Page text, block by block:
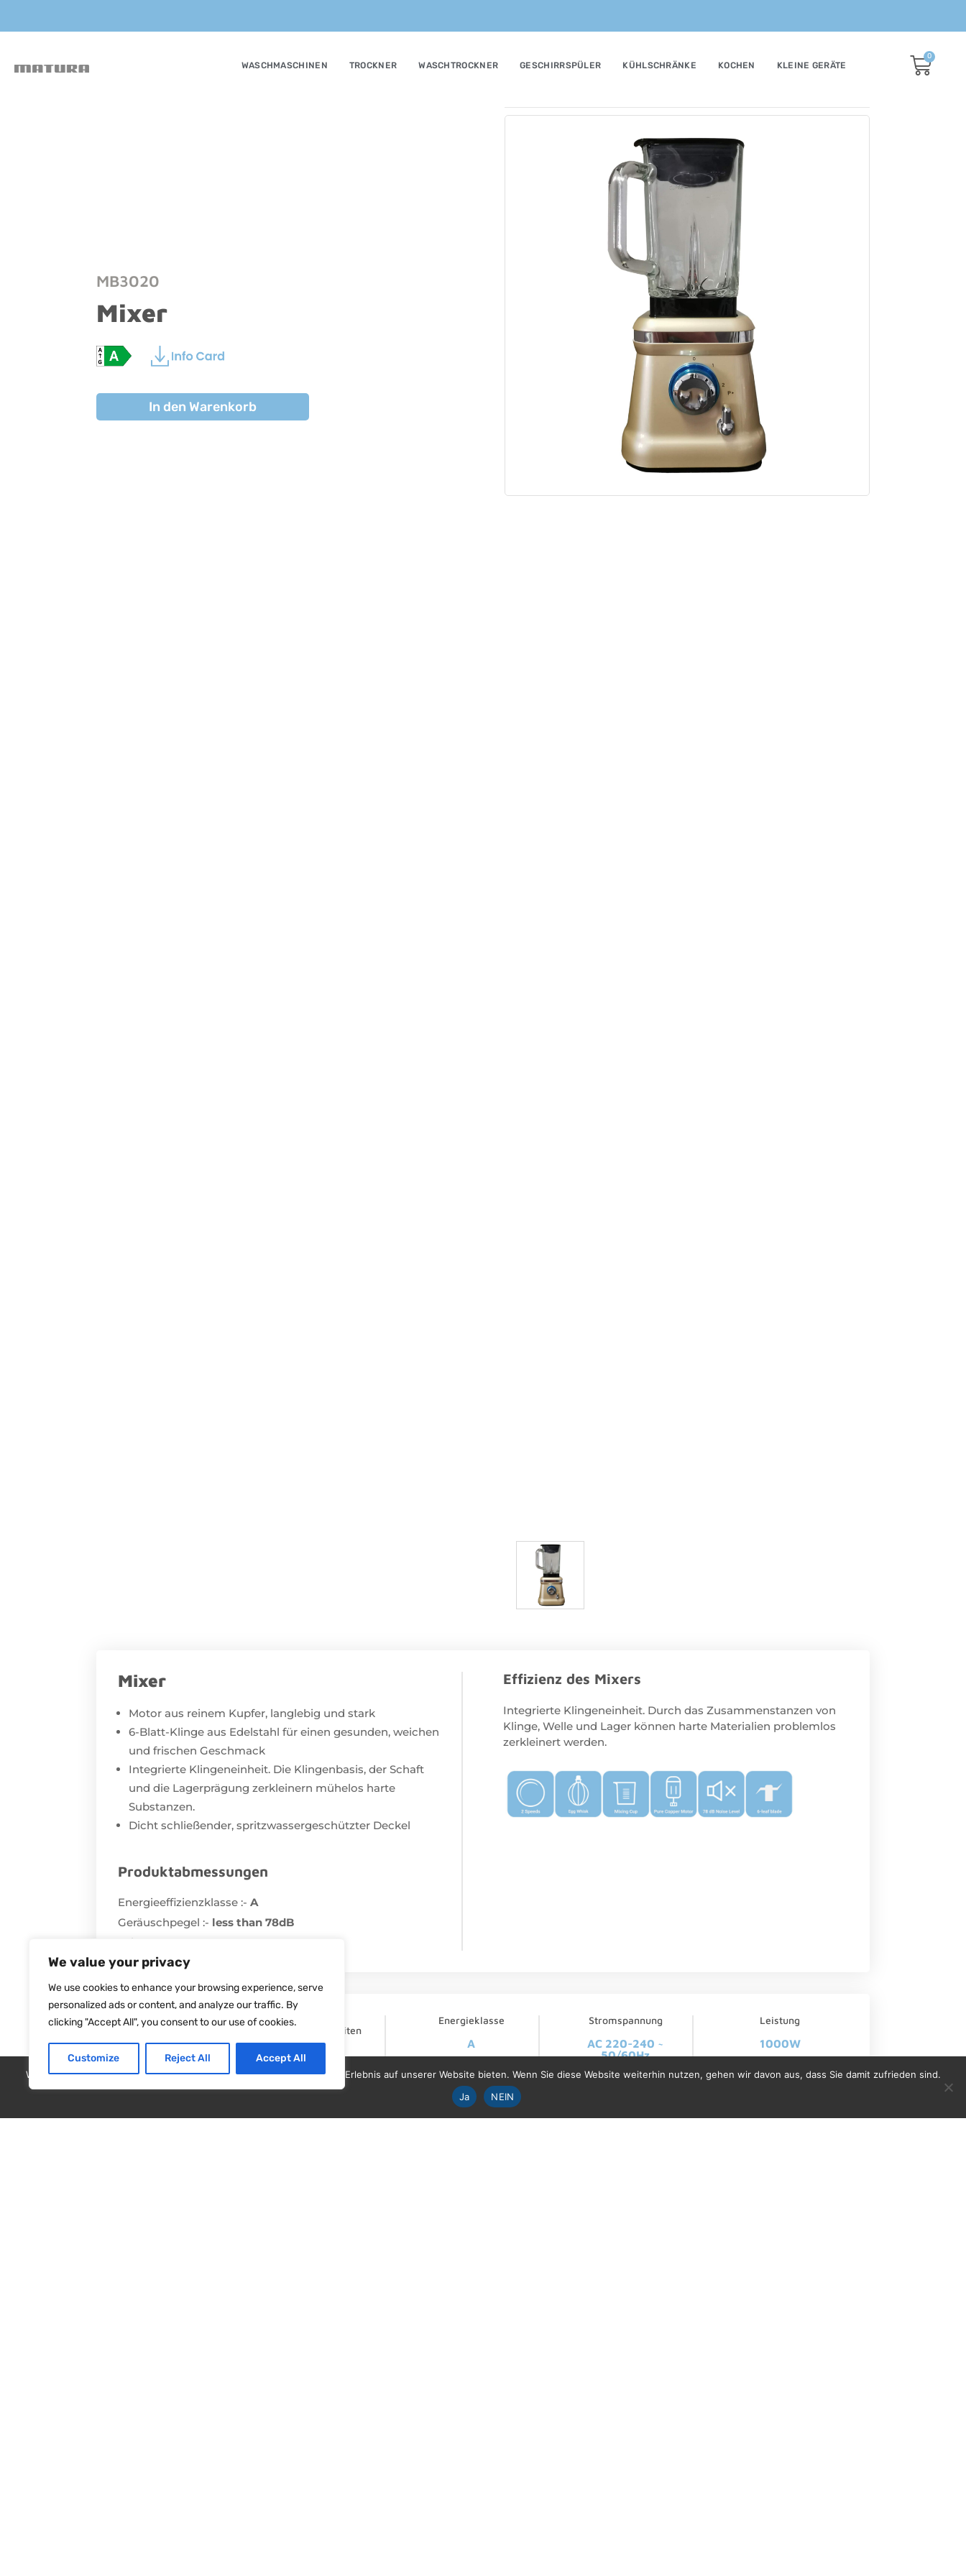
We value your privacy
We use cookies to enhance your browsing experience, serve
personalized ads or content, and analyze our traffic. By
clicking "Accept All", you consent to our use of cookies.
Customize Reject All Accept All
WASCHMASCHINEN TROCKNER WASCHTROCKNER GESCHIRRSPÜLER KÜHLSCHRÄNKE KOCHEN KLEINE GERÄTE
0
MB3020
Mixer
In den Warenkorb
Mixer
Motor aus reinem Kupfer, langlebig und stark
6-Blatt-Klinge aus Edelstahl für einen gesunden, weichen
und frischen Geschmack
Integrierte Klingeneinheit. Die Klingenbasis, der Schaft
und die Lagerprägung zerkleinern mühelos harte
Substanzen.
Dicht schließender, spritzwassergeschützter Deckel
Produktabmessungen
Energieeffizienzklasse :-A
Geräuschpegel :- less than 78dB
Leistung:-
Effizienz des Mixers
Integrierte Klingeneinheit. Durch das Zusammenstanzen von
Klinge, Welle und Lager können harte Materialien problemlos
zerkleinert werden.
Geräuschpegel
less than 78dB
Anzahl der
Geschwindigkeiten
Energieklasse
A
Stromspannung
AC 220-240 ~
50/60Hz
Leistung
1000W
Wir verwenden Cookies, um sicherzustellen, dass wir Ihnen das beste Erlebnis auf unserer Website bieten. Wenn Sie diese Website weiterhin nutzen, gehen wir davon aus, dass Sie damit zufrieden sind.
Ja
NEIN